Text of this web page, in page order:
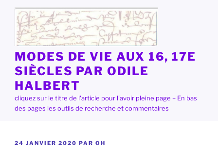
contenu
principal
MODES DE VIE AUX 16, 17E
SIÈCLES PAR ODILE
HALBERT
cliquez sur le titre de l'article pour l'avoir pleine page – En bas
des pages les outils de recherche et commentaires
PUBLIÉ
24 JANVIER 2020 PAR OH